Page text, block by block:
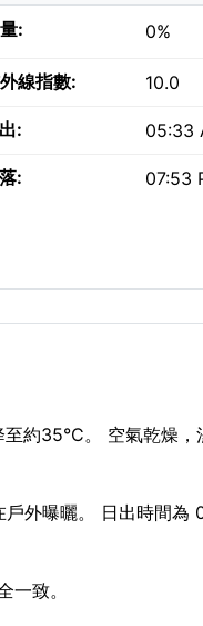
: 0%
線指數: 10.0
: 05:33
: 07:53
約35°C。 空氣乾燥，
外曝曬。 日出時間為
致。